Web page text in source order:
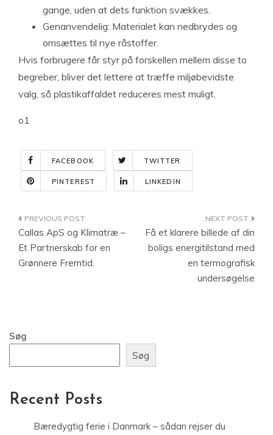
gange, uden at dets funktion svækkes.
Genanvendelig: Materialet kan nedbrydes og
omsættes til nye råstoffer.
Hvis forbrugere får styr på forskellen mellem disse to
begreber, bliver det lettere at træffe miljøbevidste
valg, så plastikaffaldet reduceres mest muligt.
o1
FACEBOOK TWITTER
PINTEREST LINKEDIN
Indlægsnavigation
Callas ApS og Klimatræ –
Et Partnerskab for en
Grønnere Fremtid.
Få et klarere billede af din
boligs energitilstand med
en termografisk
undersøgelse
Søg
Søg
Recent Posts
Bæredygtig ferie i Danmark – sådan rejser du